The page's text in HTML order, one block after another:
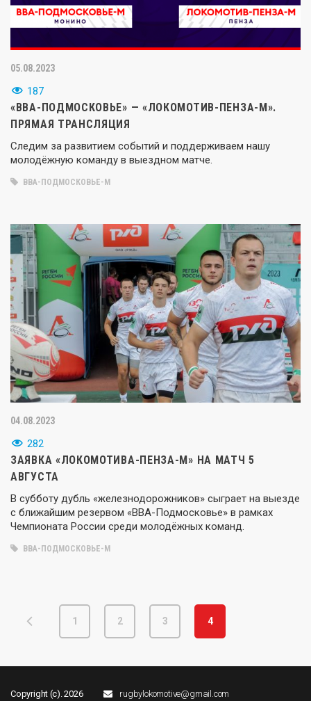
05.08.2023
187
«ВВА-ПОДМОСКОВЬЕ» — «ЛОКОМОТИВ-ПЕНЗА-М».
ПРЯМАЯ ТРАНСЛЯЦИЯ
Следим за развитием событий и поддерживаем нашу
молодёжную команду в выездном матче.
ВВА-ПОДМОСКОВЬЕ-М
04.08.2023
282
ЗАЯВКА «ЛОКОМОТИВА-ПЕНЗА-М» НА МАТЧ 5
АВГУСТА
В субботу дубль «железнодорожников» сыграет на выезде
с ближайшим резервом «ВВА-Подмосковье» в рамках
Чемпионата России среди молодёжных команд.
ВВА-ПОДМОСКОВЬЕ-М
1 2 3 4
Copyright (c). 2026 rugbylokomotive@gmail.com